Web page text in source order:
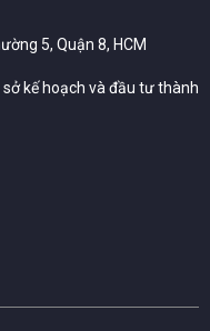
5, Quận 8, HCM
kế hoạch và đầu tư thành